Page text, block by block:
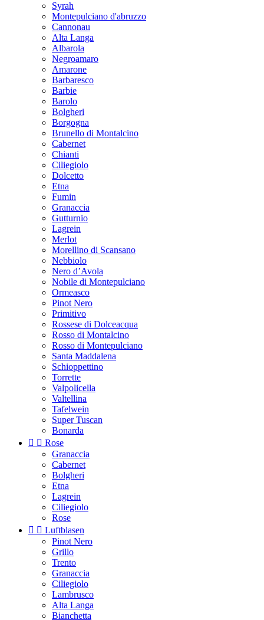
Syrah
Montepulciano d'abruzzo
Cannonau
Alta Langa
Albarola
Negroamaro
Amarone
Barbaresco
Barbie
Barolo
Bolgheri
Borgogna
Brunello di Montalcino
Cabernet
Chianti
Ciliegiolo
Dolcetto
Etna
Fumin
Granaccia
Gutturnio
Lagrein
Merlot
Morellino di Scansano
Nebbiolo
Nero d’Avola
Nobile di Montepulciano
Ormeasco
Pinot Nero
Primitivo
Rossese di Dolceacqua
Rosso di Montalcino
Rosso di Montepulciano
Santa Maddalena
Schioppettino
Torrette
Valpolicella
Valtellina
Tafelwein
Super Tuscan
Bonarda
  Rose
Granaccia
Cabernet
Bolgheri
Etna
Lagrein
Ciliegiolo
Rose
  Luftblasen
Pinot Nero
Grillo
Trento
Granaccia
Ciliegiolo
Lambrusco
Alta Langa
Bianchetta